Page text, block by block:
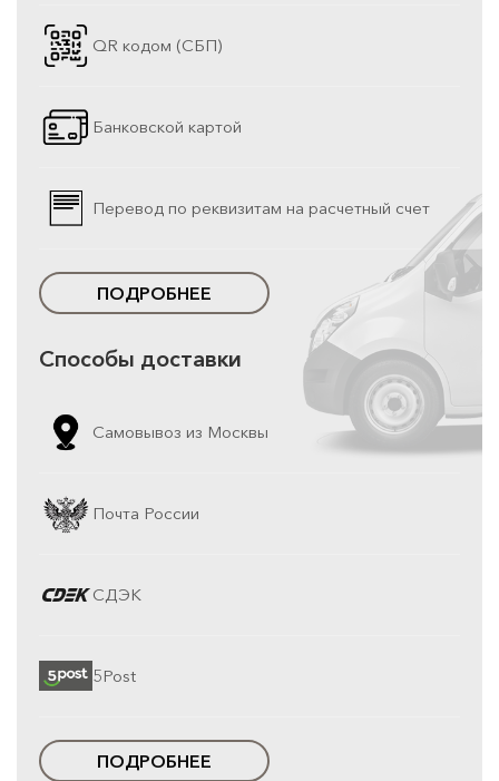
QR кодом (СБП)
Банковской картой
Перевод по реквизитам на расчетный счет
ПОДРОБНЕЕ
Способы доставки
Самовывоз из Москвы
Почта России
СДЭК
5Post
ПОДРОБНЕЕ